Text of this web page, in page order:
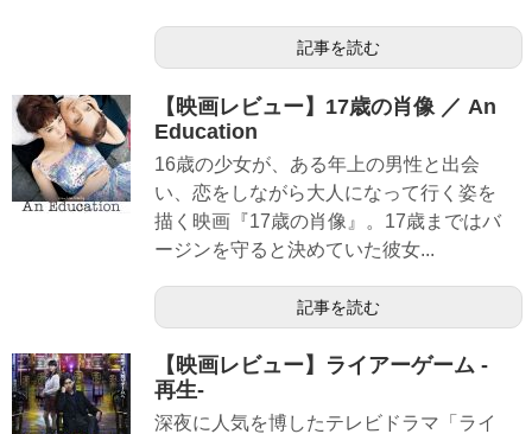
記事を読む
【映画レビュー】17歳の肖像 ／ An
Education
16歳の少女が、ある年上の男性と出会
い、恋をしながら大人になって行く姿を
描く映画『17歳の肖像』。17歳まではバ
ージンを守ると決めていた彼女...
記事を読む
【映画レビュー】ライアーゲーム -
再生-
深夜に人気を博したテレビドラマ「ライ